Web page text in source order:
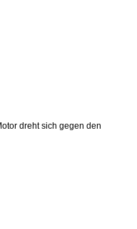
dreht sich gegen den